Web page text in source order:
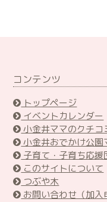
コンテンツ
トップページ
イベントカレンダー
小金井ママのクチコ
小金井おでかけ公園
子育て・子育ち応援
このサイトについて
つぶや木
お問い合わせ（加入